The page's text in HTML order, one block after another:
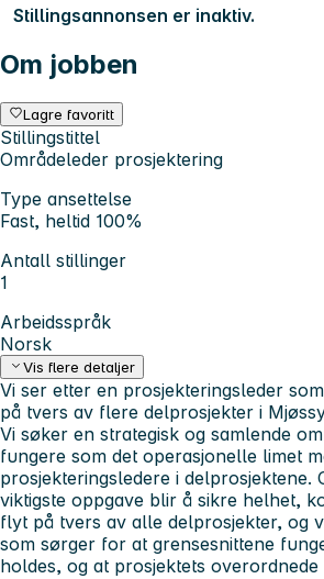
Stillingsannonsen er inaktiv.
Om jobben
Lagre favoritt
Stillingstittel
Områdeleder prosjektering
Type ansettelse
Fast, heltid 100%
Antall stillinger
1
Arbeidsspråk
Norsk
Vis flere detaljer
Vi ser etter en prosjekteringsleder
på tvers av flere delprosjekter i
Vi søker en strategisk og samlende
fungere som det operasjonelle limet
prosjekteringsledere i delprosjektene.
viktigste oppgave blir å sikre helhet,
flyt på tvers av alle delprosjekter, og
som sørger for at grensesnittene
holdes, og at prosjektets overordnede